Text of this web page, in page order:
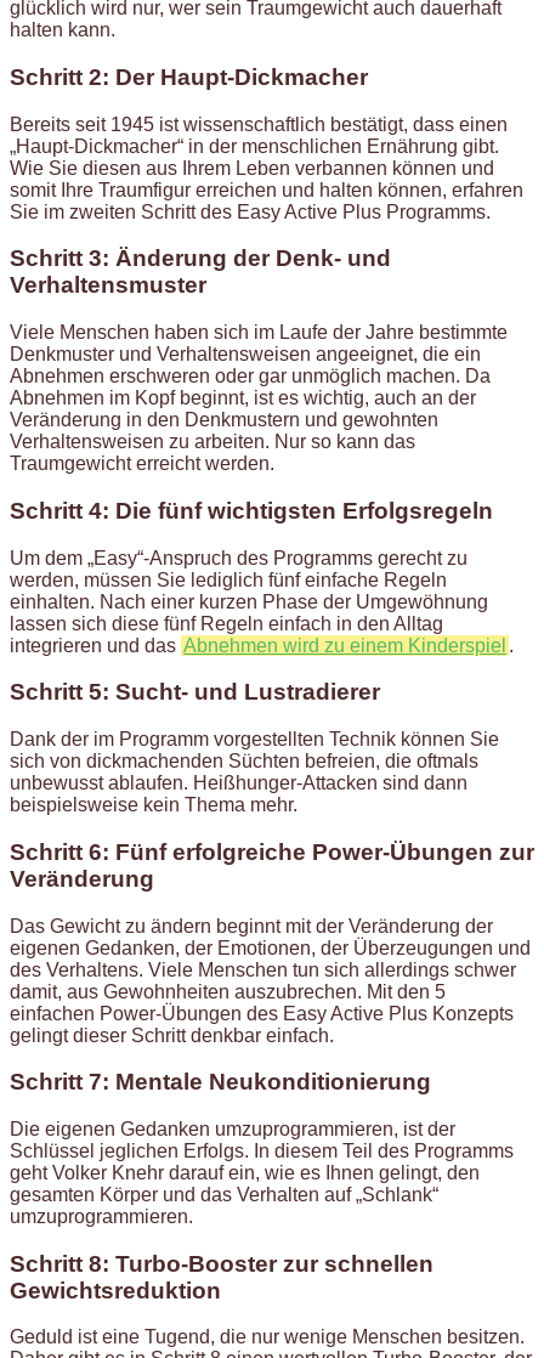
glücklich wird nur, wer sein Traumgewicht auch dauerhaft
halten kann.
Schritt 2: Der Haupt-Dickmacher
Bereits seit 1945 ist wissenschaftlich bestätigt, dass einen
„Haupt-Dickmacher“ in der menschlichen Ernährung gibt.
Wie Sie diesen aus Ihrem Leben verbannen können und
somit Ihre Traumfigur erreichen und halten können, erfahren
Sie im zweiten Schritt des Easy Active Plus Programms.
Schritt 3: Änderung der Denk- und
Verhaltensmuster
Viele Menschen haben sich im Laufe der Jahre bestimmte
Denkmuster und Verhaltensweisen angeeignet, die ein
Abnehmen erschweren oder gar unmöglich machen. Da
Abnehmen im Kopf beginnt, ist es wichtig, auch an der
Veränderung in den Denkmustern und gewohnten
Verhaltensweisen zu arbeiten. Nur so kann das
Traumgewicht erreicht werden.
Schritt 4: Die fünf wichtigsten Erfolgsregeln
Um dem „Easy“-Anspruch des Programms gerecht zu
werden, müssen Sie lediglich fünf einfache Regeln
einhalten. Nach einer kurzen Phase der Umgewöhnung
lassen sich diese fünf Regeln einfach in den Alltag
integrieren und das Abnehmen wird zu einem Kinderspiel .
Schritt 5: Sucht- und Lustradierer
Dank der im Programm vorgestellten Technik können Sie
sich von dickmachenden Süchten befreien, die oftmals
unbewusst ablaufen. Heißhunger-Attacken sind dann
beispielsweise kein Thema mehr.
Schritt 6: Fünf erfolgreiche Power-Übungen zur
Veränderung
Das Gewicht zu ändern beginnt mit der Veränderung der
eigenen Gedanken, der Emotionen, der Überzeugungen und
des Verhaltens. Viele Menschen tun sich allerdings schwer
damit, aus Gewohnheiten auszubrechen. Mit den 5
einfachen Power-Übungen des Easy Active Plus Konzepts
gelingt dieser Schritt denkbar einfach.
Schritt 7: Mentale Neukonditionierung
Die eigenen Gedanken umzuprogrammieren, ist der
Schlüssel jeglichen Erfolgs. In diesem Teil des Programms
geht Volker Knehr darauf ein, wie es Ihnen gelingt, den
gesamten Körper und das Verhalten auf „Schlank“
umzuprogrammieren.
Schritt 8: Turbo-Booster zur schnellen
Gewichtsreduktion
Geduld ist eine Tugend, die nur wenige Menschen besitzen.